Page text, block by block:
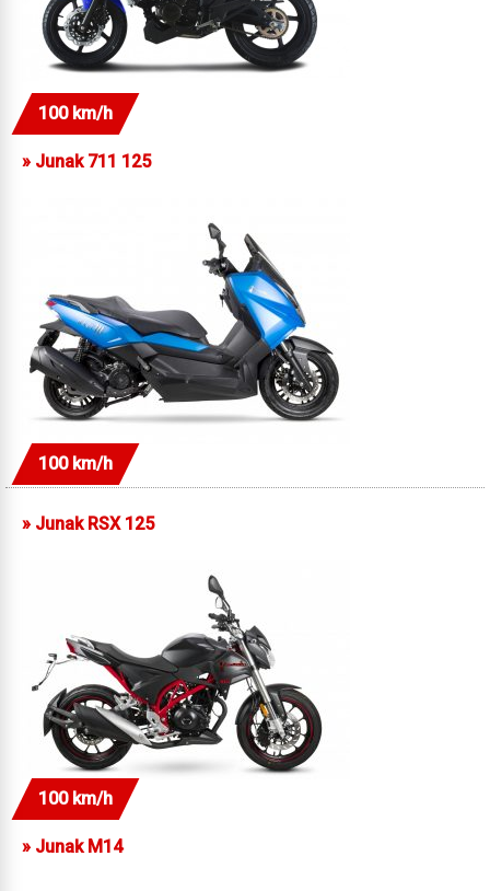
100 km/h
» Junak 711 125
100 km/h
» Junak RSX 125
100 km/h
» Junak M14